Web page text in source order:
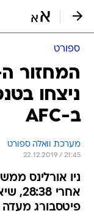
ספורט
ניצחו
ב-AFC
מערכת וואלה ספורט
22.12.2019 / 21:45
אחרי
פיטסבורג